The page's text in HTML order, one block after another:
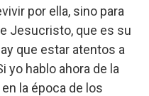
por ella, sino para
Jesucristo, que es su
que estar atentos a
yo hablo ahora de la
la época de los